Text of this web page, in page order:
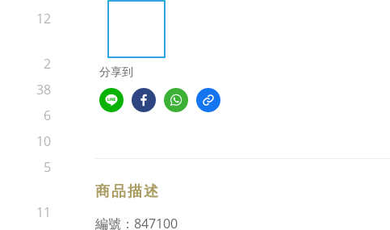
12
2
38
6
10
5
11
分享到
商品描述
編號：847100